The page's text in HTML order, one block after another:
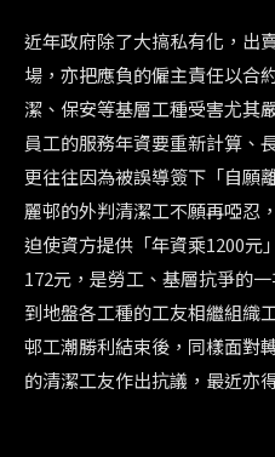
近年政府除了大搞私有化，出
場，亦把應負的僱主責任以合
潔、保安等基層工種受害尤其
員工的服務年資要重新計算、
更往往因為被誤導簽下「自願
麗邨的外判清潔工不願再啞忍
迫使資方提供「年資乘1200元
172元，是勞工、基層抗爭的
到地盤各工種的工友相繼組織
邨工潮勝利結束後，同樣面對
的清潔工友作出抗議，最近亦